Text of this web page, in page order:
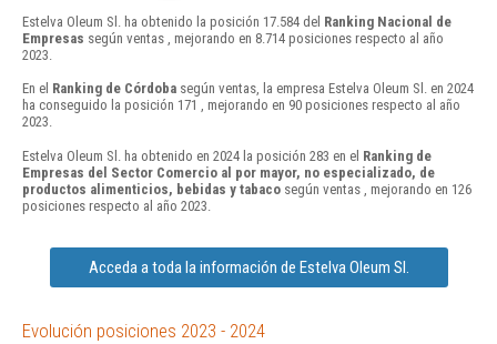
Estelva Oleum Sl. ha obtenido la posición 17.584 del Ranking Nacional de
Empresas según ventas , mejorando en 8.714 posiciones respecto al año
2023.
En el Ranking de Córdoba según ventas, la empresa Estelva Oleum Sl. en 2024
ha conseguido la posición 171 , mejorando en 90 posiciones respecto al año
2023.
Estelva Oleum Sl. ha obtenido en 2024 la posición 283 en el Ranking de
Empresas del Sector Comercio al por mayor, no especializado, de
productos alimenticios, bebidas y tabaco según ventas , mejorando en 126
posiciones respecto al año 2023.
Acceda a toda la información de Estelva Oleum Sl.
Evolución posiciones 2023 - 2024